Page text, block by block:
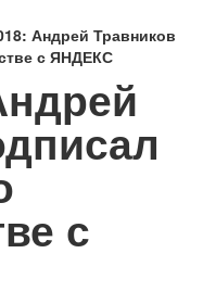
Андрей Травников
с ЯНДЕКС
с